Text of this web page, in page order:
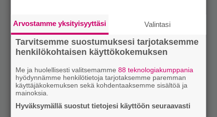
Arvostamme yksityisyyttäsi Valintasi
Tarvitsemme suostumuksesi tarjotaksemme
henkilökohtaisen käyttökokemuksen
Me ja huolellisesti valitsemamme88 teknologiakumppania
hyödynnämme henkilötietoja tarjotaksemme paremman
käyttäjäkokemuksen sekä kohdentaaksemme sisältöä ja
mainoksia.
Hyväksymällä suostut tietojesi käyttöön seuraavasti